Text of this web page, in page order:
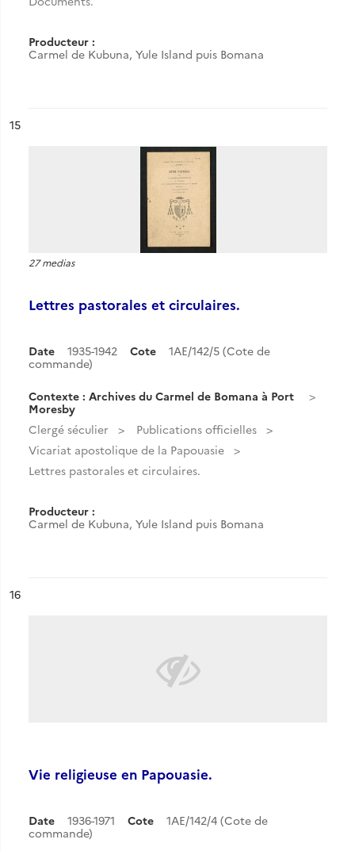
Producteur :
Carmel de Kubuna, Yule Island puis Bomana
n°
15
27 medias
Lettres pastorales et circulaires.
Date 1935-1942 Cote
1AE/142/5 (Cote de
commande)
Contexte : Archives du Carmel de Bomana à Port
Moresby
Clergé séculier
Publications officielles
Vicariat apostolique de la Papouasie
Lettres pastorales et circulaires.
Producteur :
Carmel de Kubuna, Yule Island puis Bomana
n°
16
Vie religieuse en Papouasie.
Date 1936-1971 Cote
1AE/142/4 (Cote de
commande)